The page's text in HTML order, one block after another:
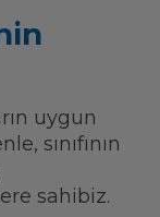
uygun
sınıfının
sahibiz.